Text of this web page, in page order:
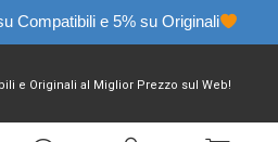
Compatibili e 5% su Originali
e Originali al Miglior Prezzo sul Web!